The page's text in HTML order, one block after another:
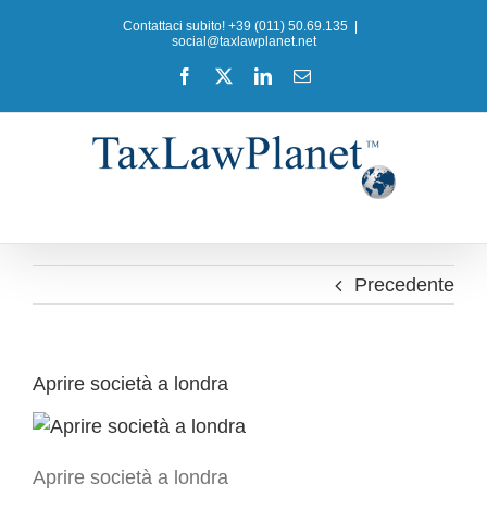
Contattaci subito! +39 (011) 50.69.135
social@taxlawplanet.net
Facebook LinkedInEmail
Precedente
Aprire società a londra
Aprire società a londra